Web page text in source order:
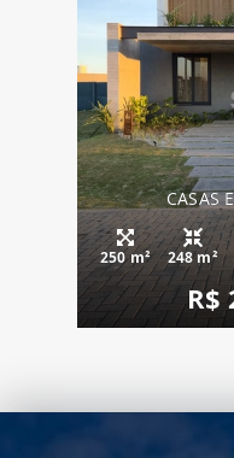
CASAS
250 m² 248 m²
R$